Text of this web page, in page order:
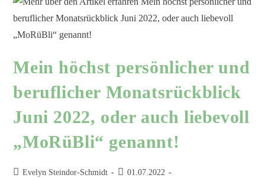
Mein höchst persönlicher und
beruflicher Monatsrückblick
Juni 2022, oder auch liebevoll
„MoRüBli“ genannt!
Evelyn Steindor-Schmidt
01.07.2022